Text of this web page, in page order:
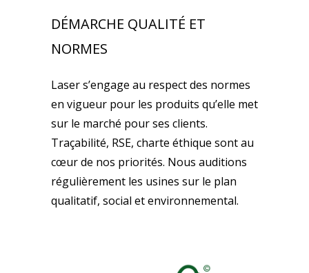
DÉMARCHE QUALITÉ ET
NORMES
Laser s’engage au respect des normes
en vigueur pour les produits qu’elle met
sur le marché pour ses clients.
Traçabilité, RSE, charte éthique sont au
cœur de nos priorités. Nous auditions
régulièrement les usines sur le plan
qualitatif, social et environnemental.